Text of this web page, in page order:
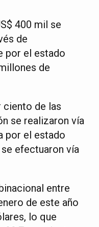
400 mil se
de
por el estado
de
ciento de las
se realizaron vía
por el estado
efectuaron vía
entre
de este año
lo que